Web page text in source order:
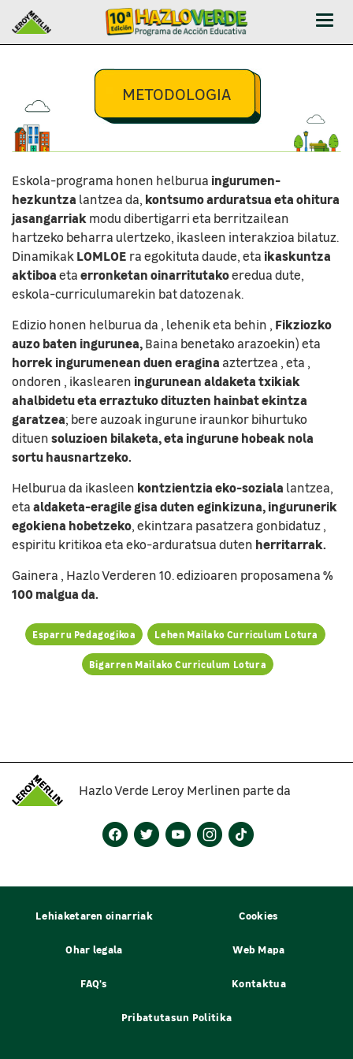
Abrir
METODOLOGIA
Eskola-programa honen helburua ingurumen-
hezkuntza lantzea da, kontsumo arduratsua eta ohitura
jasangarriakmodu dibertigarri eta berritzailean
hartzeko beharra ulertzeko, ikasleen interakzioa bilatuz.
DinamikakLOMLOE ra egokituta daude, eta ikaskuntza
aktiboaetaerronketan oinarritutakoeredua dute,
eskola-curriculumarekin bat datozenak.
Edizio honen helburua da , lehenik eta behin , Fikziozko
auzo baten ingurunea,Baina benetako arazoekin) eta
horrek ingurumenean duen eraginaaztertzea , eta ,
ondoren , ikaslearen ingurunean aldaketa txikiak
ahalbidetu eta erraztuko dituzten hainbat ekintza
garatzea; bere auzoak ingurune iraunkor bihurtuko
dituensoluzioen bilaketa, eta ingurune hobeak nola
sortu hausnartzeko.
Helburua da ikasleen kontzientzia eko-soziala lantzea,
etaaldaketa-eragile gisa duten eginkizuna, ingurunerik
egokiena hobetzeko, ekintzara pasatzera gonbidatuz ,
espiritu kritikoa eta eko-arduratsua duten herritarrak.
Gainera , Hazlo Verderen 10. edizioaren proposamena%
100 malgua da.
Esparru Pedagogikoa Lehen Mailako Curriculum Lotura
Bigarren Mailako Curriculum Lotura
Hazlo Verde Leroy Merlinen parte da
Lehiaketaren oinarriak Cookies
Ohar legala Web Mapa
FAQ's Kontaktua
Pribatutasun Politika